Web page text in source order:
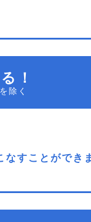
！
除く
すことができ